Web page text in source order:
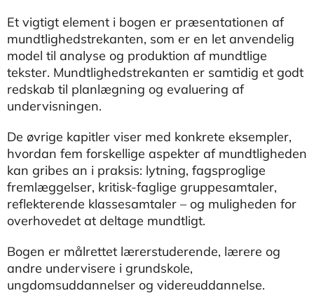
Et vigtigt element i bogen er præsentationen af
mundtlighedstrekanten, som er en let anvendelig
model til analyse og produktion af mundtlige
tekster. Mundtlighedstrekanten er samtidig et godt
redskab til planlægning og evaluering af
undervisningen.
De øvrige kapitler viser med konkrete eksempler,
hvordan fem forskellige aspekter af mundtligheden
kan gribes an i praksis: lytning, fagsproglige
fremlæggelser, kritisk-faglige gruppesamtaler,
reflekterende klassesamtaler – og muligheden for
overhovedet at deltage mundtligt.
Bogen er målrettet lærerstuderende, lærere og
andre undervisere i grundskole,
ungdomsuddannelser og videreuddannelse.